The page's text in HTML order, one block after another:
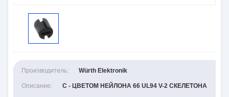
Производитель: Würth Elektronik
Описание: С - ЦВЕТОМ НЕЙЛОНА 66 UL94 V-2 СКЕЛЕТОНА